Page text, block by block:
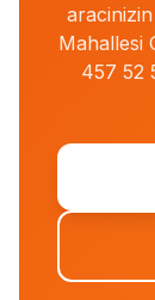
Mahallesi
457 52